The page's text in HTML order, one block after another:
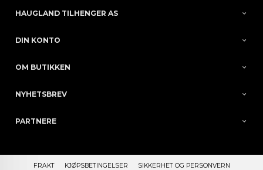
HAUGLAND TILHENGER AS
DIN KONTO
OM BUTIKKEN
NYHETSBREV
PARTNERE
FRAKT KJØPSBETINGELSER SIKKERHET OG PERSONVERN